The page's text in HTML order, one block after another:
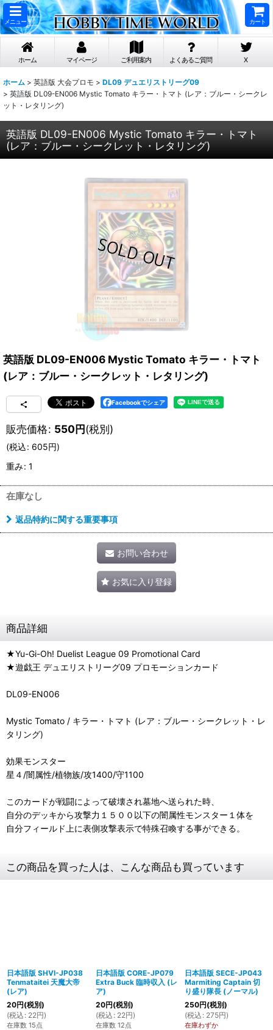
メニュー カート
ホーム マイページ ご利用案内 よくあるご質問 X
ホーム > 英語版 大会プロモ > DL09 デュエリストリーグ09
> 英語版 DL09-EN006 Mystic Tomato キラー・トマト (レア：ブルー・シークレ
ット・レタリング)
英語版 DL09-EN006 Mystic Tomato キラー・トマト
(レア：ブルー・シークレット・レタリング)
英語版 DL09-EN006 Mystic Tomato キラー・トマト
(レア：ブルー・シークレット・レタリング)
Facebookでシェア
販売価格: 550円(税別)
(税込: 605円)
重み: 1
在庫なし
返品特約に関する重要事項
お問い合わせ
お気に入り登録
商品詳細
★Yu-Gi-Oh! Duelist League 09 Promotional Card
★遊戯王 デュエリストリーグ09 プロモーションカード
DL09-EN006
Mystic Tomato / キラー・トマト (レア：ブルー・シークレット・レ
タリング)
効果モンスター
星４/闇属性/植物族/攻1400/守1100
このカードが戦闘によって破壊され墓地へ送られた時、
自分のデッキから攻撃力１５００以下の闇属性モンスター１体を
自分フィールド上に表側攻撃表示で特殊召喚する事ができる。
この商品を買った人は、こんな商品も買っています
日本語版 SHVI-JP038
Tenmataitei 天魔大帝
(レア)
20円(税別)
(税込 : 22円)
在庫数 15点
日本語版 CORE-JP079
Extra Buck 臨時収入 (レ
ア)
20円(税別)
(税込 : 22円)
在庫数 12点
日本語版 SECE-JP043
Marmiting Captain 切
り盛り隊長 (ノーマル)
250円(税別)
(税込 : 275円)
在庫わずか